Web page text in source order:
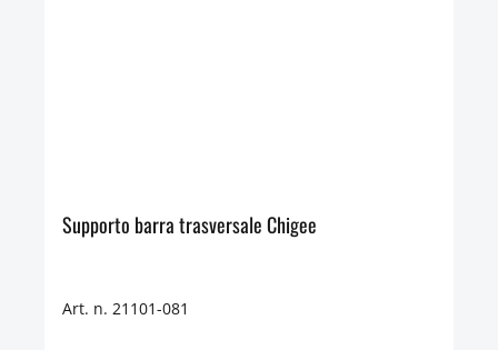
Supporto barra trasversale Chigee
Art. n. 21101-081